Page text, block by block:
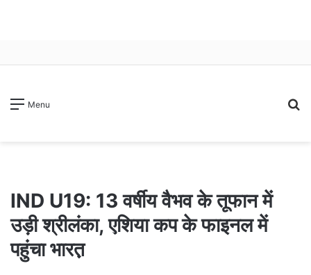
Menu
IND U19: 13 वर्षीय वैभव के तूफान में
उड़ी श्रीलंका, एशिया कप के फाइनल में
पहुंचा भारत़़